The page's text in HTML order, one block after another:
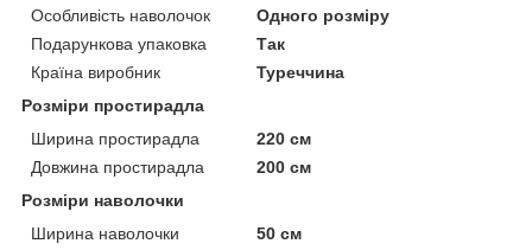
Особливість наволочок
Одного розміру
Подарункова упаковка
Так
Країна виробник
Туреччина
Розміри простирадла
Ширина простирадла
220 см
Довжина простирадла
200 см
Розміри наволочки
Ширина наволочки
50 см